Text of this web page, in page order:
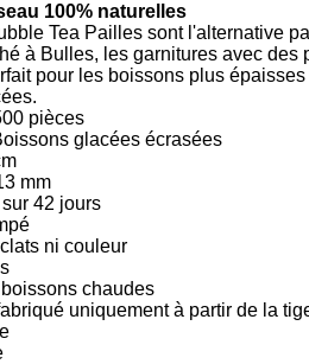
100% naturelles
Tea Pailles sont l'alternative
à Bulles, les garnitures avec
pour les boissons plus
pièces
glacées écrasées
mm
42 jours
ni couleur
chaudes
uniquement à partir de la